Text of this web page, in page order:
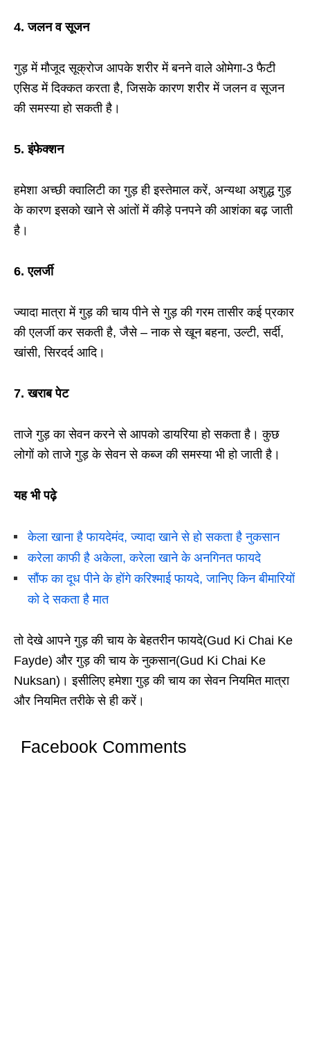
4. जलन व सूजन
गुड़ में मौजूद सूक्रोज आपके शरीर में बनने वाले ओमेगा-3 फैटी
एसिड में दिक्कत करता है, जिसके कारण शरीर में जलन व सूजन
की समस्या हो सकती है।
5. इंफेक्शन
हमेशा अच्छी क्वालिटी का गुड़ ही इस्तेमाल करें, अन्यथा अशुद्ध गुड़
के कारण इसको खाने से आंतों में कीड़े पनपने की आशंका बढ़ जाती
है।
6. एलर्जी
ज्यादा मात्रा में गुड़ की चाय पीने से गुड़ की गरम तासीर कई प्रकार
की एलर्जी कर सकती है, जैसे – नाक से खून बहना, उल्टी, सर्दी,
खांसी, सिरदर्द आदि।
7.खराब पेट
ताजे गुड़ का सेवन करने से आपको डायरिया हो सकता है। कुछ
लोगों को ताजे गुड़ के सेवन से कब्‍ज की समस्या भी हो जाती है।
यह भी पढ़े
केला खाना है फायदेमंद, ज्यादा खाने से हो सकता है नुकसान
करेला काफी है अकेला, करेला खाने के अनगिनत फायदे
सौंफ का दूध पीने के होंगे करिश्माई फायदे, जानिए किन बीमारियों
को दे सकता है मात
तो देखे आपने गुड़ की चाय के बेहतरीन फायदे(Gud Ki Chai Ke
Fayde) और गुड़ की चाय के नुकसान(Gud Ki Chai Ke
Nuksan)। इसीलिए हमेशा गुड़ की चाय का सेवन नियमित मात्रा
और नियमित तरीके से ही करें।
Facebook Comments